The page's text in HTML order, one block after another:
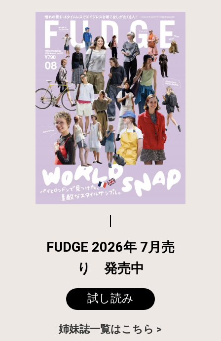
FUDGE 2026年 7月売
り 発売中
試し読み
姉妹誌一覧はこちら